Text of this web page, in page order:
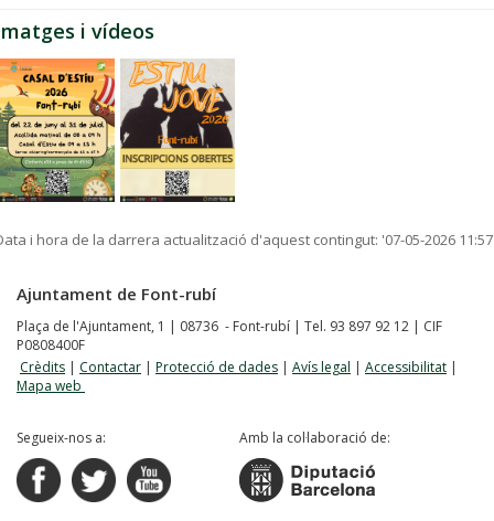
i vídeos
i hora de la darrera actualització d'aquest contingut: '07-05-2026 11:57
Ajuntament de Font-rubí
Plaça de l'Ajuntament, 1 | 08736 - Font-rubí | Tel. 93 897 92 12 | CIF
P0808400F
Crèdits | Contactar | Protecció de dades | Avís legal | Accessibilitat |
Mapa web
Segueix-nos a: Amb la col·laboració de: